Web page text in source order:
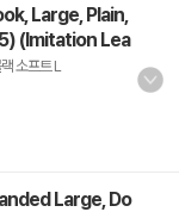
Large, Plain,
(Imitation Lea
소프트 L
Large, Do